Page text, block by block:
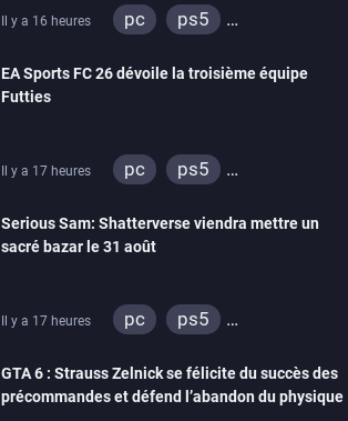
Il y a 16 heures pc
ps5
EA Sports FC 26 dévoile la troisième équipe
Futties
Il y a 17 heures pc
ps5
ps4
xbox one
switch 2
Serious Sam: Shatterverse viendra mettre un
sacré bazar le 31 août
Il y a 17 heures pc
ps5
GTA 6 : Strauss Zelnick se félicite du succès des
précommandes et défend l’abandon du physique